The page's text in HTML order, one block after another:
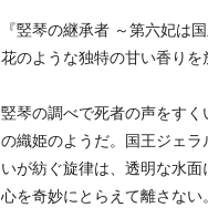
『竪琴の継承者 ～第六妃は
花のような独特の甘い香りを
竪琴の調べで死者の声をす
の織姫のようだ。国王ジェ
いが紡ぐ旋律は、透明な水
心を奇妙にとらえて離さない。